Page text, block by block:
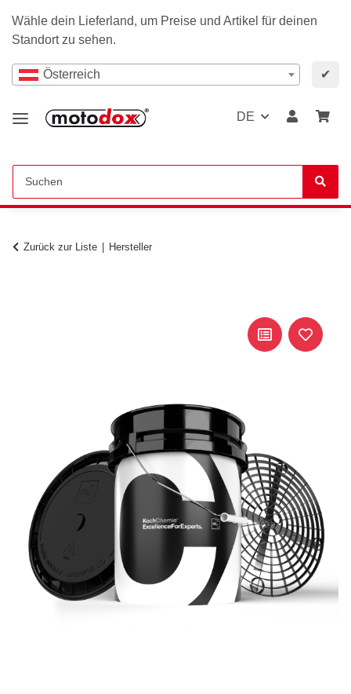
Wähle dein Lieferland, um Preise und Artikel für deinen
Standort zu sehen.
Österreich ✔
DE
Zurück zur Liste Hersteller